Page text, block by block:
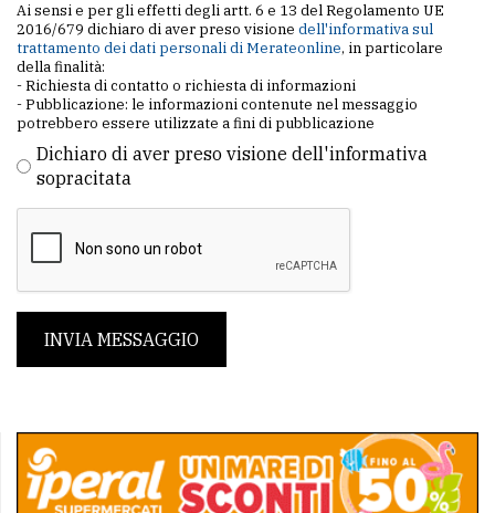
Ai sensi e per gli effetti degli artt. 6 e 13 del Regolamento UE
2016/679 dichiaro di aver preso visione dell'informativa sul
trattamento dei dati personali di Merateonline, in particolare
della finalità:
- Richiesta di contatto o richiesta di informazioni
- Pubblicazione: le informazioni contenute nel messaggio
potrebbero essere utilizzate a fini di pubblicazione
Dichiaro di aver preso visione dell'informativa
sopracitata
INVIA MESSAGGIO